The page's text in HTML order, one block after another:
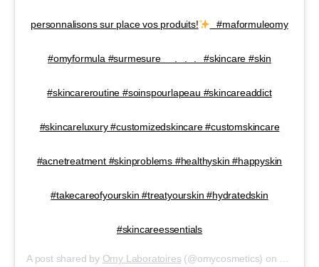
personnalisons sur place vos produits! ⠀#maformuleomy
#omyformula #surmesure⠀⠀.⠀.⠀.⠀#skincare #skin
#skincareroutine #soinspourlapeau #skincareaddict
#skincareluxury #customizedskincare #customskincare
#acnetreatment #skinproblems #healthyskin #happyskin
#takecareofyourskin #treatyourskin #hydratedskin
#skincareessentials
A post shared by Omy Laboratoires (@omycosmetics) on